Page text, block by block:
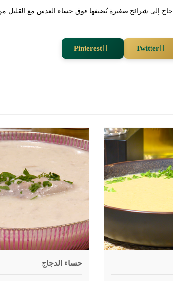
إلى شرائح صغيرة نُضيفها فوق حساء العدس مع القليل
Twitter
Pinterest
حساء الدجاج